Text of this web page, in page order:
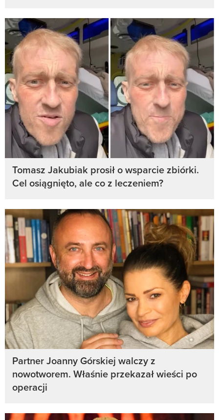
Tomasz Jakubiak prosił o wsparcie zbiórki.
Cel osiągnięto, ale co z leczeniem?
Partner Joanny Górskiej walczy z
nowotworem. Właśnie przekazał wieści po
operacji